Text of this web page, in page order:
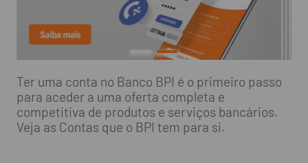
Ter uma conta no Banco BPI é o primeiro passo
para aceder a uma oferta completa e
competitiva de produtos e serviços bancários.
Veja as Contas que o BPI tem para si.